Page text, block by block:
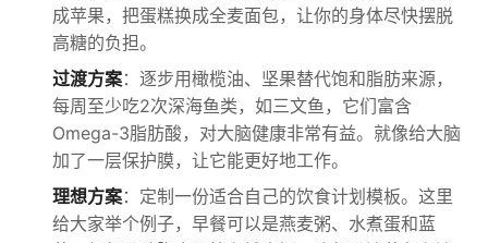
成苹果，把蛋糕换成全麦面包，让你的身体尽快摆脱
高糖的负担。
过渡方案：逐步用橄榄油、坚果替代饱和脂肪来源，
每周至少吃2次深海鱼类，如三文鱼，它们富含
Omega-3脂肪酸，对大脑健康非常有益。就像给大脑
加了一层保护膜，让它能更好地工作。
理想方案：定制一份适合自己的饮食计划模板。这里
给大家举个例子，早餐可以是燕麦粥、水煮蛋和蓝